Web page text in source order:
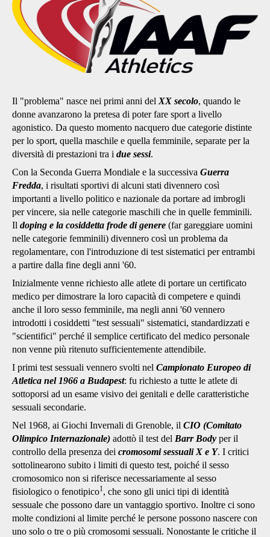
Il "problema" nasce nei primi anni del XX secolo, quando le
donne avanzarono la pretesa di poter fare sport a livello
agonistico. Da questo momento nacquero due categorie distinte
per lo sport, quella maschile e quella femminile, separate per la
diversità di prestazioni tra i due sessi.
Con la Seconda Guerra Mondiale e la successiva Guerra
Fredda, i risultati sportivi di alcuni stati divennero così
importanti a livello politico e nazionale da portare ad imbrogli
per vincere, sia nelle categorie maschili che in quelle femminili.
Il doping e la cosiddetta frode di genere (far gareggiare uomini
nelle categorie femminili) divennero così un problema da
regolamentare, con l'introduzione di test sistematici per entrambi
a partire dalla fine degli anni '60.
Inizialmente venne richiesto alle atlete di portare un certificato
medico per dimostrare la loro capacità di competere e quindi
anche il loro sesso femminile, ma negli anni '60 vennero
introdotti i cosiddetti "test sessuali" sistematici, standardizzati e
"scientifici" perché il semplice certificato del medico personale
non venne più ritenuto sufficientemente attendibile.
I primi test sessuali vennero svolti nel Campionato Europeo di
Atletica nel 1966 a Budapest: fu richiesto a tutte le atlete di
sottoporsi ad un esame visivo dei genitali e delle caratteristiche
sessuali secondarie.
Nel 1968, ai Giochi Invernali di Grenoble, il CIO (Comitato
Olimpico Internazionale) adottò il test del Barr Body per il
controllo della presenza dei cromosomi sessuali X e Y. I critici
sottolinearono subito i limiti di questo test, poiché il sesso
cromosomico non si riferisce necessariamente al sesso
fisiologico o fenotipico1 , che sono gli unici tipi di identità
sessuale che possono dare un vantaggio sportivo. Inoltre ci sono
molte condizioni al limite perché le persone possono nascere con
uno solo o tre o più cromosomi sessuali. Nonostante le critiche il